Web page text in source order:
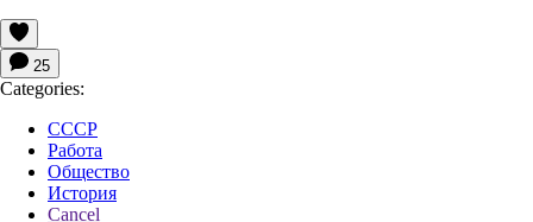
25
Categories:
СССР
Работа
Общество
История
Cancel